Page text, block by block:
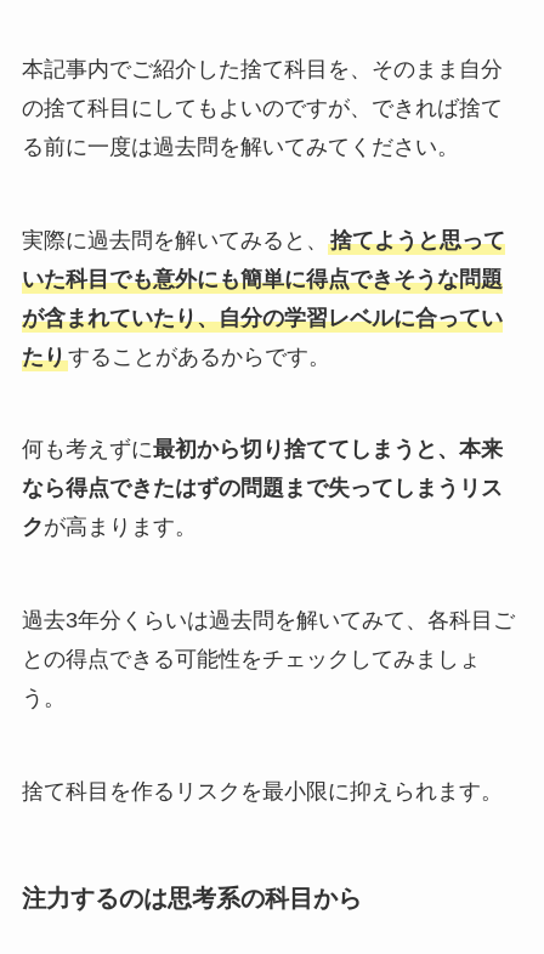
本記事内でご紹介した捨て科目を、そのまま自分
の捨て科目にしてもよいのですが、できれば捨て
る前に一度は過去問を解いてみてください。
実際に過去問を解いてみると、 捨てようと思って
いた科目でも意外にも簡単に得点できそうな問題
が含まれていたり、自分の学習レベルに合ってい
たりすることがあるからです。
何も考えずに最初から切り捨ててしまうと、本来
なら得点できたはずの問題まで失ってしまうリス
クが高まります。
過去3年分くらいは過去問を解いてみて、各科目ご
との得点できる可能性をチェックしてみましょ
う。
捨て科目を作るリスクを最小限に抑えられます。
注力するのは思考系の科目から